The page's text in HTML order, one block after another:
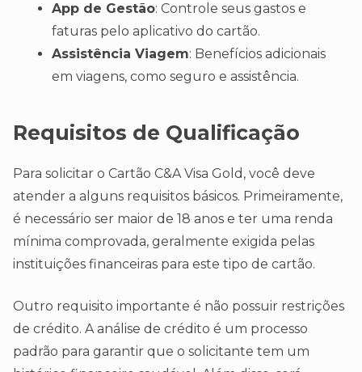
App de Gestão: Controle seus gastos e
faturas pelo aplicativo do cartão.
Assistência Viagem: Benefícios adicionais
em viagens, como seguro e assistência.
Requisitos de Qualificação
Para solicitar o Cartão C&A Visa Gold, você deve
atender a alguns requisitos básicos. Primeiramente,
é necessário ser maior de 18 anos e ter uma renda
mínima comprovada, geralmente exigida pelas
instituições financeiras para este tipo de cartão.
Outro requisito importante é não possuir restrições
de crédito. A análise de crédito é um processo
padrão para garantir que o solicitante tem um